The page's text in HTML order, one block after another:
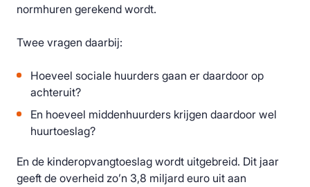
normhuren gerekend wordt.
Twee vragen daarbij:
Hoeveel sociale huurders gaan er daardoor op
achteruit?
En hoeveel middenhuurders krijgen daardoor wel
huurtoeslag?
En de kinderopvangtoeslag wordt uitgebreid. Dit jaar
geeft de overheid zo’n 3,8 miljard euro uit aan